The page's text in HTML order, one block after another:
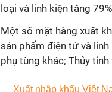
loại và linh kiện tăng
Một số mặt hàng xuất
sản phẩm điện tử và linh
phụ tùng khác; Thủy